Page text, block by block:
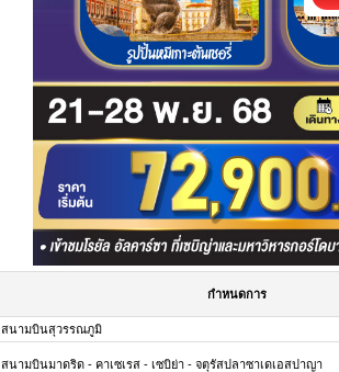
กำหนดการ
สนามบินสุวรรณภูมิ
สนามบินมาดริด - คาเซเรส - เซบิย่า - จตุรัสปลาซาเดเอสปาญา